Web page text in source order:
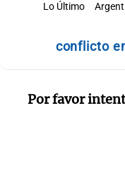
Lo Último
conflicto
Por favor